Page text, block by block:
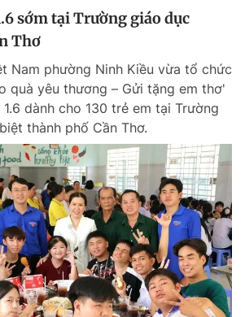
Tin 24h
Tin 360
Magazine
sớm tại Trường giáo dục
Thơ
Nam phường Ninh Kiều vừa tổ chức
quà yêu thương – Gửi tặng em thơ'
dành cho 130 trẻ em tại Trường
thành phố Cần Thơ.